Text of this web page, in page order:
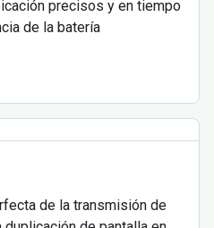
precisos y en tiempo
de la batería
de la transmisión de